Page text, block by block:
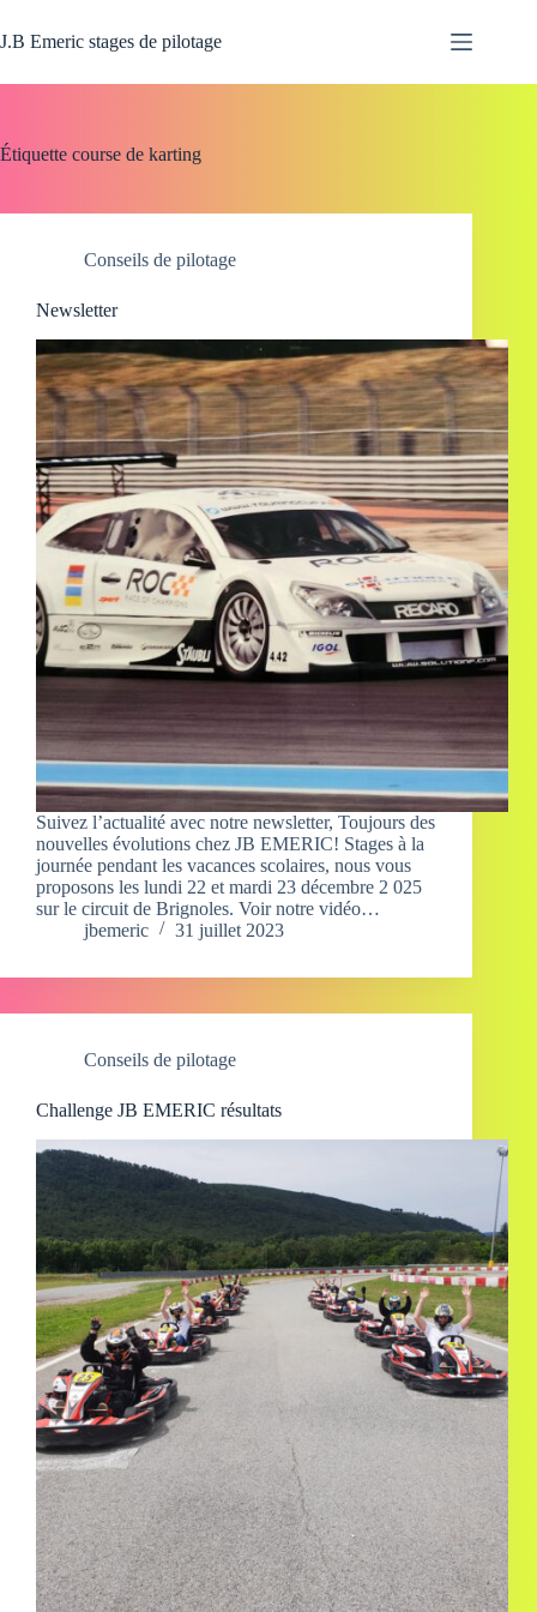
au
contenu
J.B Emeric stages de pilotage
Étiquette course de karting
Conseils de pilotage
Newsletter
Suivez l’actualité avec notre newsletter, Toujours des
nouvelles évolutions chez JB EMERIC! Stages à la
journée pendant les vacances scolaires, nous vous
proposons les lundi 22 et mardi 23 décembre 2 025
sur le circuit de Brignoles. Voir notre vidéo…
jbemeric
31 juillet 2023
Conseils de pilotage
Challenge JB EMERIC résultats